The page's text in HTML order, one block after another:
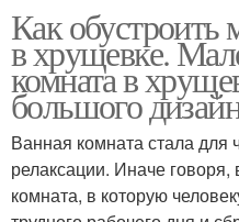
Как обустроить
в хрущевке.
комната в
большого
Ванная комната стала
релаксации. Иначе
комната, в которую